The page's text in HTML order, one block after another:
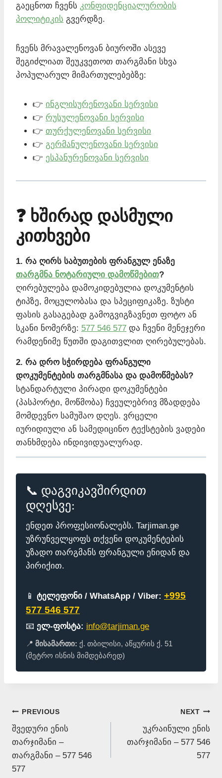
გაეცნოთ ჩვენს კონფიდენციალურობის
პოლიტიკის გვერდზე.
ჩვენს მრავალენოვან ბიუროში ასევე
შეგიძლიათ შეუკვეთოთ თარგმანი სხვა
პოპულარულ მიმართულებებზე:
👉 ინგლისურენოვანი სერვისი
👉 რუსულენოვანი სერვისი
👉 თურქულენოვანი სერვისი
👉 გერმანულენოვანი სერვისი
👉 ესპანურენოვანი სერვისი
❓ ხშირად დასმული
კითხვები
1. რა ღირს საბუთების ფრანგულ ენაზე
თარგმნა ნოტარიული დამოწმებით?
ღირებულება დამოკიდებულია დოკუმენტის
ტიპზე, მოცულობასა და სპეციფიკაზე. ზუსტი
ფასის გასაგებად გამოგვიგზავნეთ ფოტო ან
სკანი ნომერზე: 577 546 577 და ჩვენი მენეჯერი
რამდენიმე წუთში დაგითვლით ღირებულებას.
2. რა დრო სჭირდება ფრანგული
დოკუმენტების თარგმნასა და დამოწმებას?
სტანდარტული პირადი დოკუმენტები
(პასპორტი, მოწმობა) ჩვეულებრივ მზადდება
მომდევნო სამუშაო დღეს. ვრცელი
იურიდიული ან სამედიცინო ტექსტების ვადები
თანხმდება ინდივიდუალურად.
📞 დაგვიკავშირდით
დღესვე:
ენდეთ პროფესიონალებს. Tarjiman.ge
უზრუნველყოფს თქვენი დოკუმენტების
უზადო თარგმანს ფრანგული ენიდან და
პირიქით.
📱 ტელეფონი / WhatsApp / Viber: +995
577 546 577
📧 ელ-ფოსტა: info@tarjiman.ge
📍 მისამართი: ქ. თბილისი, აწყურის ქ. 51
(მეტრო ისნის მიმდებარედ)
Post
navigation
PREVIOUS
შვედური ენის
თარჯიმანი –
თარგმანი – 577 546
577
NEXT
უკრაინული ენის
თარჯიმანი – 577 546
577